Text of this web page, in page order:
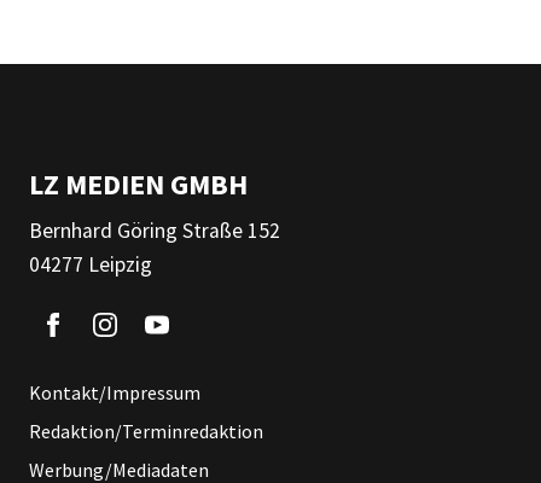
LZ MEDIEN GMBH
Bernhard Göring Straße 152
04277 Leipzig
Kontakt/Impressum
Redaktion/Terminredaktion
Werbung/Mediadaten